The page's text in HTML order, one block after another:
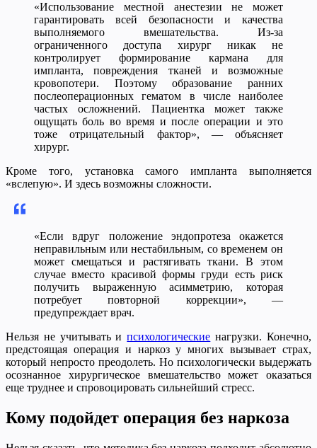
«Использование местной анестезии не может
гарантировать всей безопасности и качества
выполняемого вмешательства. Из-за
ограниченного доступа хирург никак не
контролирует формирование кармана для
импланта, повреждения тканей и возможные
кровопотери. Поэтому образование ранних
послеоперационных гематом в числе наиболее
частых осложнений. Пациентка может также
ощущать боль во время и после операции и это
тоже отрицательный фактор», — объясняет
хирург.
Кроме того, установка самого импланта выполняется
«вслепую». И здесь возможны сложности.
«Если вдруг положение эндопротеза окажется
неправильным или нестабильным, со временем он
может смещаться и растягивать ткани. В этом
случае вместо красивой формы груди есть риск
получить выраженную асимметрию, которая
потребует повторной коррекции», —
предупреждает врач.
Нельзя не учитывать ипсихологические нагрузки. Конечно,
предстоящая операция и наркоз у многих вызывает страх,
который непросто преодолеть. Но психологически выдержать
осознанное хирургическое вмешательство может оказаться
еще труднее и спровоцировать сильнейший стресс.
Кому подойдет операция без наркоза